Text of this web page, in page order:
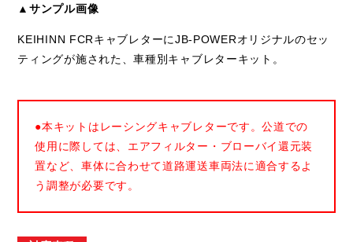
▲サンプル画像
KEIHINN FCRキャブレターにJB-POWERオリジナルのセッ
ティングが施された、車種別キャブレターキット。
●本キットはレーシングキャブレターです。公道での
使用に際しては、エアフィルター・ブローバイ還元装
置など、車体に合わせて道路運送車両法に適合するよ
う調整が必要です。